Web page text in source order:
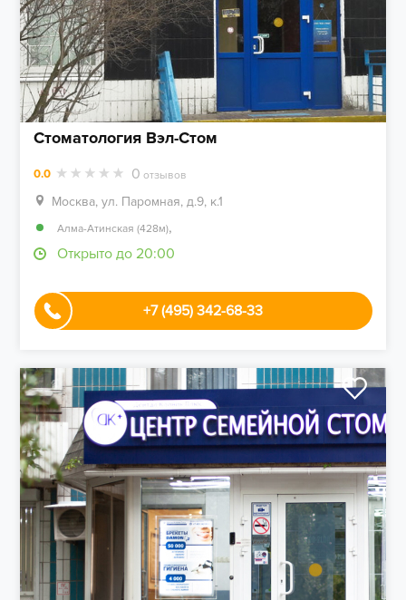
Стоматология Вэл-Стом
0.0 0 отзывов
Москва, ул. Паромная, д.9, к.1
Алма-Атинская (428м),
Открыто до 20:00
+7 (495) 342-68-33